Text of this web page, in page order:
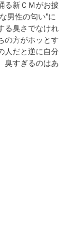
る新ＣＭがお披
男性の匂い”に
る臭さでなけれ
の方がホッとす
人だと逆に自分
臭すぎるのはあ